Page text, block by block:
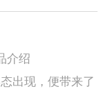
介绍
出现，便带来了